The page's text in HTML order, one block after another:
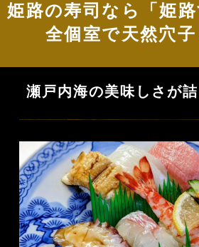
姫路の寿司なら「姫
全個室で天然穴
瀬戸内海の美味しさが